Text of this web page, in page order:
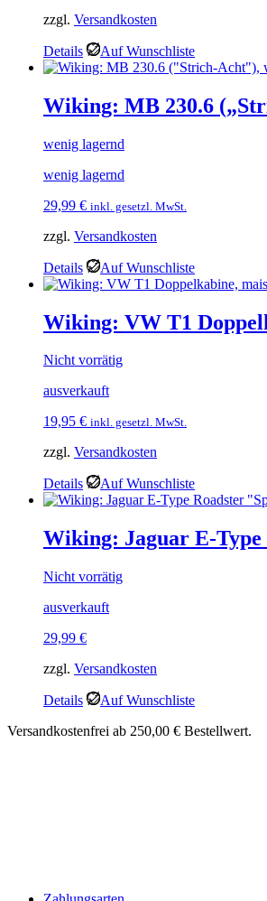
zzgl. Versandkosten
Details Auf Wunschliste
Wiking: MB 230.6
wenig lagernd
wenig lagernd
29,99 € inkl. gesetzl. MwSt.
zzgl. Versandkosten
Details Auf Wunschliste
Wiking: VW T1
Nicht vorrätig
ausverkauft
19,95 € inkl. gesetzl. MwSt.
zzgl. Versandkosten
Details Auf Wunschliste
Wiking: Jaguar E-Type
Nicht vorrätig
ausverkauft
29,99 €
zzgl. Versandkosten
Details
Auf Wunschliste
Versandkostenfrei ab 250,00 € Bestellwert.